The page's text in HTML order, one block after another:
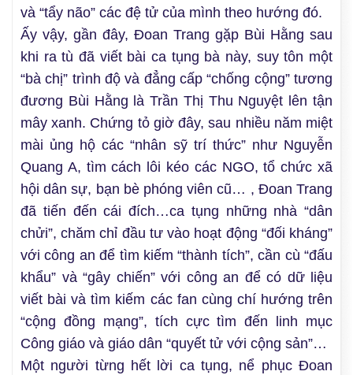
và “tẩy não” các đệ tử của mình theo hướng đó.
Ấy vậy, gần đây, Đoan Trang gặp Bùi Hằng sau
khi ra tù đã viết bài ca tụng bà này, suy tôn một
“bà chị” trình độ và đẳng cấp “chống cộng” tương
đương Bùi Hằng là Trần Thị Thu Nguyệt lên tận
mây xanh. Chứng tỏ giờ đây, sau nhiều năm miệt
mài ủng hộ các “nhân sỹ trí thức” như Nguyễn
Quang A, tìm cách lôi kéo các NGO, tổ chức xã
hội dân sự, bạn bè phóng viên cũ… , Đoan Trang
đã tiến đến cái đích…ca tụng những nhà “dân
chửi”, chăm chỉ đầu tư vào hoạt động “đối kháng”
với công an để tìm kiếm “thành tích”, cần cù “đấu
khẩu” và “gây chiến” với công an để có dữ liệu
viết bài và tìm kiếm các fan cùng chí hướng trên
“cộng đồng mạng”, tích cực tìm đến linh mục
Công giáo và giáo dân “quyết tử với cộng sản”…
Một người từng hết lời ca tụng, nể phục Đoan